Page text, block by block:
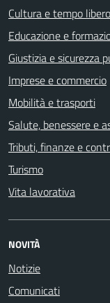
Cultura e tempo libero
Educazione e
Giustizia e sicurezza
Imprese e commercio
Mobilità e trasporti
Salute, benessere e
Tributi, finanze e
Turismo
Vita lavorativa
NOVITÀ
Notizie
Comunicati